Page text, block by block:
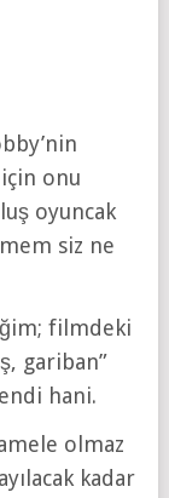
onu
oyuncak
siz ne
filmdeki
gariban”
hani.
olmaz
kadar